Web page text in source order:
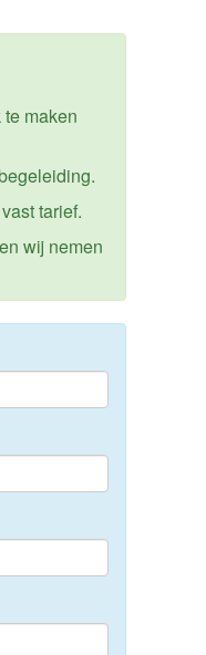
maken
tarief.
wij nemen